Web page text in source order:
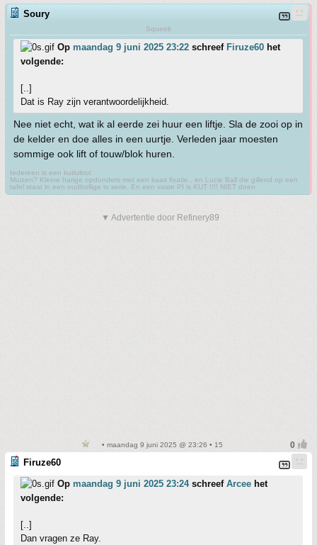
Soury
Squeek
Op maandag 9 juni 2025 23:22 schreef Firuze60 het
volgende:
[..]
Dat is Ray zijn verantwoordelijkheid.
Nee niet echt, wat ik al eerde zei huur een liftje. Sla de zooi op in
de kelder en doe alles in een uurtje. Verleden jaar moesten
sommige ook lift of touw/blok huren.
Iedereen is een kutlultrut
Muizen? Kleine harige opdonders met een kaas fixatie., en Lucie Ball die gillend op een
tafel staat in een oudbollige tv serie. En een vaste PI is KUT !!!! NIET doen
▼ Advertentie door Refinery89
• maandag 9 juni 2025 @ 23:26 • 15
Firuze60
Op maandag 9 juni 2025 23:24schreef Arcee het
volgende:
[..]
Dan vragen ze Ray.